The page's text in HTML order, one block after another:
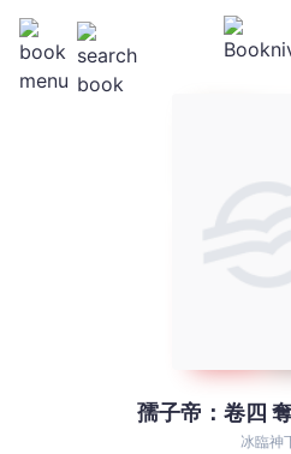
孺子帝：卷四
冰臨神